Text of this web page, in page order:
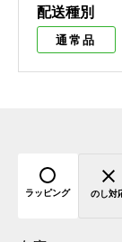
配送種別
通常品
ラッピング のし対